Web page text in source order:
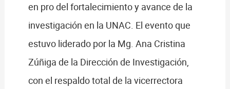
en pro del fortalecimiento y avance de la
investigación en la UNAC. El evento que
estuvo liderado por la Mg. Ana Cristina
Zúñiga de la Dirección de Investigación,
con el respaldo total de la vicerrectora